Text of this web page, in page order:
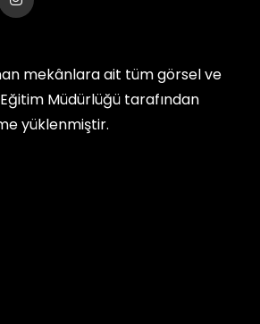
mekânlara ait tüm görsel ve
Müdürlüğü tarafından
yüklenmiştir.